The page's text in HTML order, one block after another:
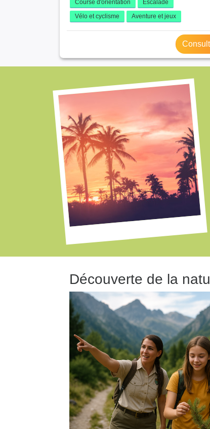
Course d'orientation
Escalade
Vélo et cyclisme
Aventure et jeux
Découverte de la